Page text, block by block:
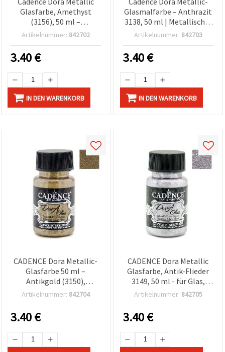
Glasfarbe, Amethyst
(3156), 50 ml –
hochglänzend,
langlebiges Finish für
Glasoberflächen & DIY-
Bastelprojekte
Artikelnummer: 842702
3.40€
IN DEN WARENKORB
Glasmalfarbe – Anthrazit
3138, 50 ml | Metallischer
Schimmer für
DIY-Bastelprojekte
Artikelnummer: 842703
3.40€
IN DEN WARENKORB
CADENCE Dora Metallic-
Glasfarbe 50 ml –
Antikgold (3150),
Goldton-Finish für
Basteln & Deko-Projekte
Artikelnummer: 842704
3.40€
CADENCE Dora Metallic
Glasfarbe, Antik-Flieder
3149, 50 ml - für Glas,
Keramik & Porzellan, DIY-
Artikelnummer: 842705
3.40€